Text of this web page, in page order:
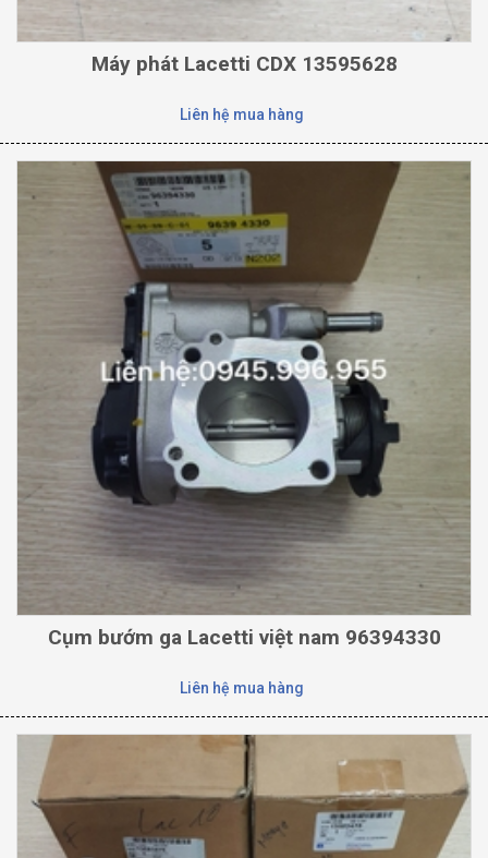
Máy phát Lacetti CDX 13595628
Liên hệ mua hàng
Cụm bướm ga Lacetti việt nam 96394330
Liên hệ mua hàng